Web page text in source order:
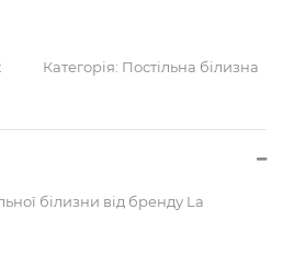
Категорія: Постільна білизна
білизни від бренду La